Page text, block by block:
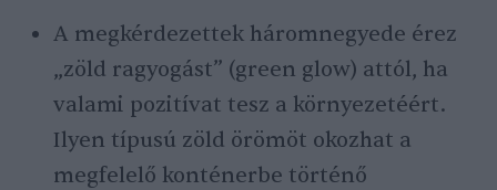
A megkérdezettek háromnegyede érez
„zöld ragyogást” (green glow) attól, ha
valami pozitívat tesz a környezetéért.
Ilyen típusú zöld örömöt okozhat a
megfelelő konténerbe történő